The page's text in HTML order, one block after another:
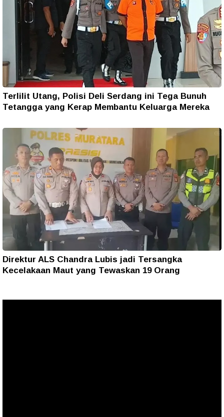
Terlilit Utang, Polisi Deli Serdang ini Tega Bunuh
Tetangga yang Kerap Membantu Keluarga Mereka
Direktur ALS Chandra Lubis jadi Tersangka
Kecelakaan Maut yang Tewaskan 19 Orang